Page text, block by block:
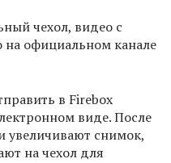
чехол, видео с
официальном канале
в Firebox
виде. После
увеличивают снимок,
на чехол для